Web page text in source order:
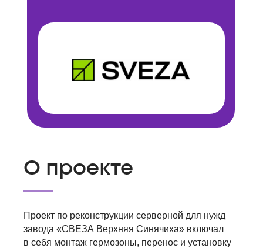
О проекте
Проект по реконструкции серверной для нужд
завода «СВЕЗА Верхняя Синячиха» включал
в себя монтаж гермозоны, перенос и установку